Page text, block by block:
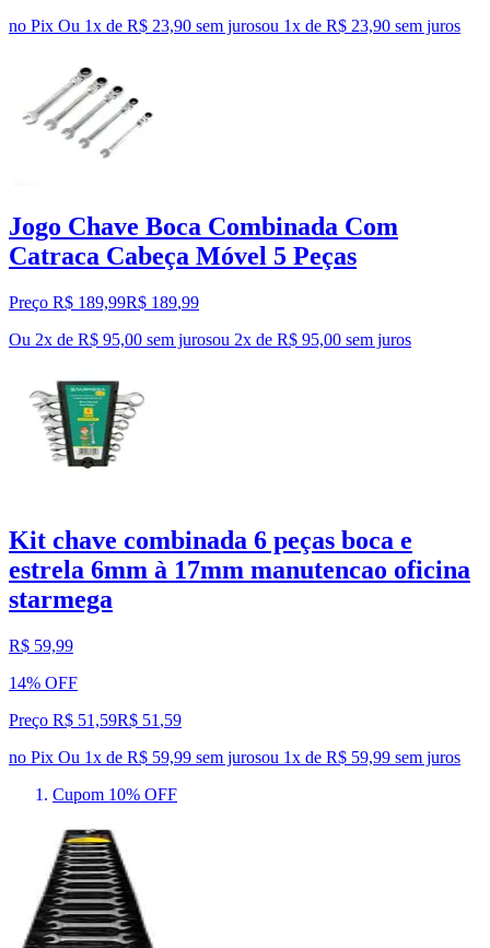
no Pix Ou 1x de R$ 23,90 sem jurosou 1x de R$ 23,90 sem juros
Jogo Chave Boca Combinada Com
Catraca Cabeça Móvel 5 Peças
Preço R$ 189,99R$ 189,99
Ou 2x de R$ 95,00 sem jurosou 2x de R$ 95,00 sem juros
Kit chave combinada 6 peças boca e
estrela 6mm à 17mm manutencao oficina
starmega
R$ 59,99
14% OFF
Preço R$ 51,59R$ 51 ,59
no Pix Ou 1x de R$ 59,99 sem jurosou 1x de R$ 59,99 sem juros
Cupom 10% OFF